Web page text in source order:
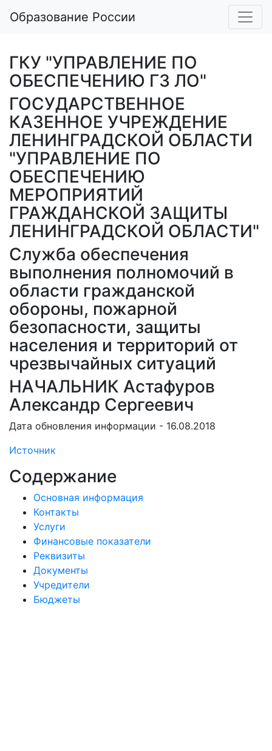
Образование России
ГКУ "УПРАВЛЕНИЕ ПО
ОБЕСПЕЧЕНИЮ ГЗ ЛО"
ГОСУДАРСТВЕННОЕ
КАЗЕННОЕ УЧРЕЖДЕНИЕ
ЛЕНИНГРАДСКОЙ ОБЛАСТИ
"УПРАВЛЕНИЕ ПО
ОБЕСПЕЧЕНИЮ
МЕРОПРИЯТИЙ
ГРАЖДАНСКОЙ ЗАЩИТЫ
ЛЕНИНГРАДСКОЙ ОБЛАСТИ"
Служба обеспечения
выполнения полномочий в
области гражданской
обороны, пожарной
безопасности, защиты
населения и территорий от
чрезвычайных ситуаций
НАЧАЛЬНИК Астафуров
Александр Сергеевич
Дата обновления информации - 16.08.2018
Источник
Содержание
Основная информация
Контакты
Услуги
Финансовые показатели
Реквизиты
Документы
Учредители
Бюджеты